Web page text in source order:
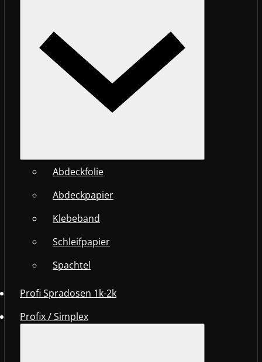
Abdeckfolie
Abdeckpapier
Klebeband
Schleifpapier
Spachtel
Profi Spradosen 1k-2k
Profix / Simplex